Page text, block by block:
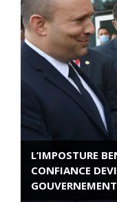
L’IMPOSTURE
CONFIANCE
GOUVERNEMENT